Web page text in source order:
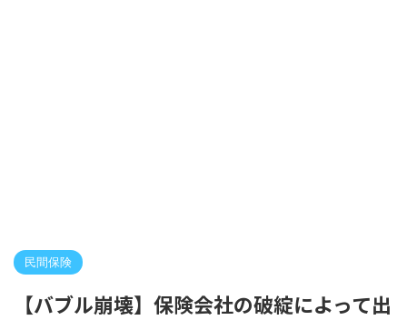
民間保険
【バブル崩壊】保険会社の破綻によって出